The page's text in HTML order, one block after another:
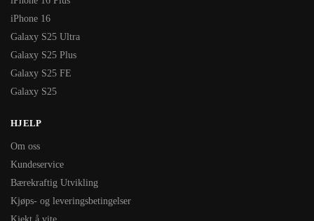
iPhone 16
Galaxy S25 Ultra
Galaxy S25 Plus
Galaxy S25 FE
Galaxy S25
HJELP
Om oss
Kundeservice
Bærekraftig Utvikling
Kjøps- og leveringsbetingelser